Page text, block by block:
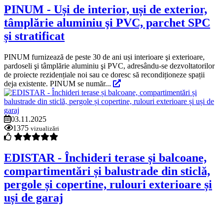
PINUM - Uși de interior, uși de exterior,
tâmplărie aluminiu şi PVC, parchet SPC
și stratificat
PINUM furnizează de peste 30 de ani uși interioare şi exterioare,
pardoseli şi tâmplărie aluminiu şi PVC, adresându-se dezvoltatorilor
de proiecte rezidențiale noi sau ce doresc să recondiționeze spații
deja existente. PINUM se număr...
03.11.2025
1375 vizualizări
EDISTAR - Închideri terase și balcoane,
compartimentări și balustrade din sticlă,
pergole și copertine, rulouri exterioare și
uși de garaj